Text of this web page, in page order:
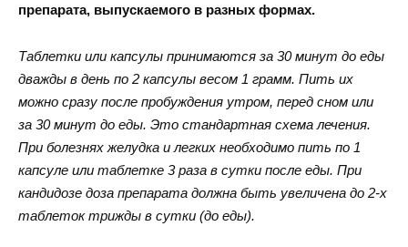
препарата, выпускаемого в разных формах.
Таблетки или капсулы принимаются за 30 минут до еды
дважды в день по 2 капсулы весом 1 грамм. Пить их
можно сразу после пробуждения утром, перед сном или
за 30 минут до еды. Это стандартная схема лечения.
При болезнях желудка и легких необходимо пить по 1
капсуле или таблетке 3 раза в сутки после еды. При
кандидозе доза препарата должна быть увеличена до 2-х
таблеток трижды в сутки (до еды).